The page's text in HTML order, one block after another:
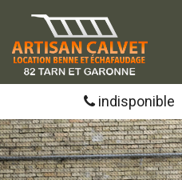
indisponible